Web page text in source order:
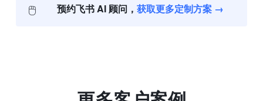
🖱️ 预约飞书 AI 顾问， 获取更多定制方案 →